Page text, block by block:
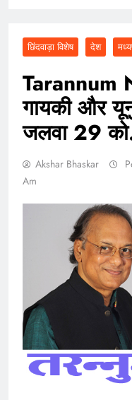
छिंदवाड़ा विशेष देश
Tarannum
गायकी और
जलवा 29
Akshar Bhaskar
Am